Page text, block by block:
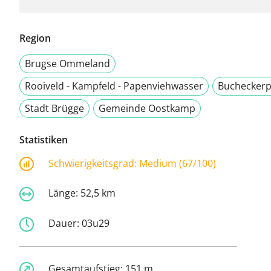
Region
Brugse Ommeland
Rooiveld - Kampfeld - Papenviehwasser
Stadt Brügge
Gemeinde Oostkamp
Statistiken
Schwierigkeitsgrad: Medium (67/100)
Länge: 52,5 km
Dauer: 03u29